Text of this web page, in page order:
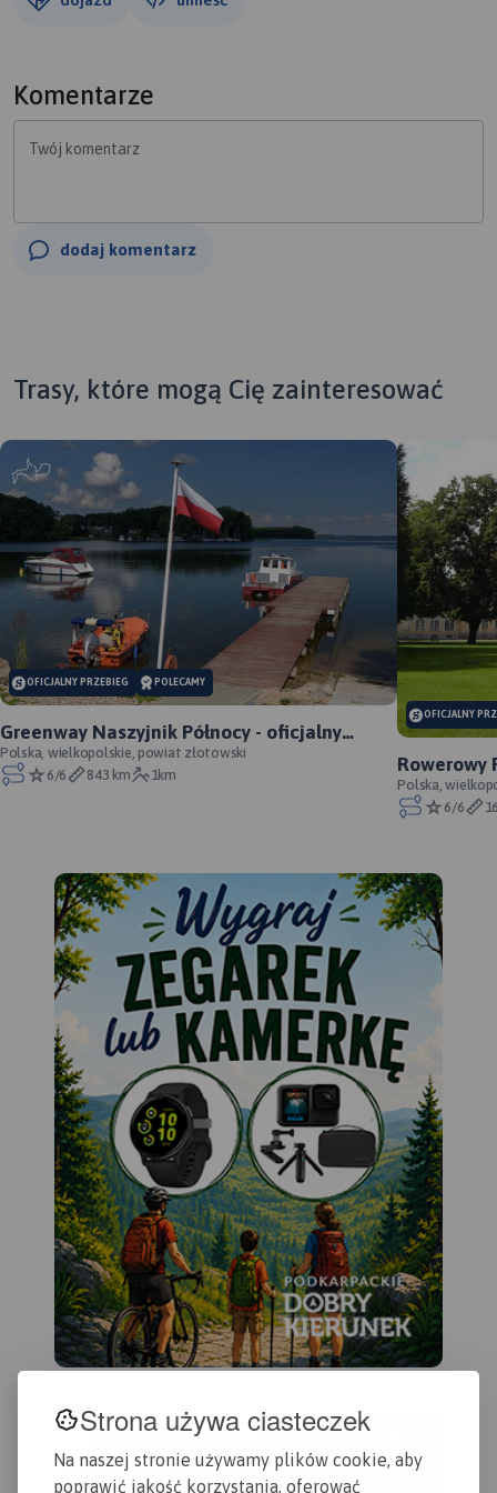
Strona używa ciasteczek
Na naszej stronie używamy plików cookie, aby
poprawić jakość korzystania, oferować
Komentarze
Twój komentarz
dodaj komentarz
Trasy, które mogą Cię zainteresować
OFICJALNY PRZEBIEG POLECAMY
Greenway Naszyjnik Północy - oficjalny
przebieg
Polska, wielkopolskie, powiat złotowski
6/6
843 km 1km
OFICJALNY
Rowerowy
oficjalny
Polska,
6/6